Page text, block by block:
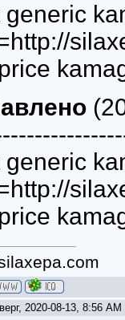
generic
generic
2020-08-13, 8:56